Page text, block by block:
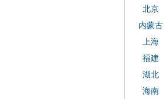
北京
内蒙古
上海
福建
湖北
海南